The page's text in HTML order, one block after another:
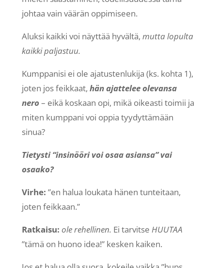
johtaa vain väärän oppimiseen.
Aluksi kaikki voi näyttää hyvältä, mutta lopulta
kaikki paljastuu.
Kumppanisi ei ole ajatustenlukija (ks. kohta 1),
joten jos feikkaat, hän ajattelee olevansa
nero– eikä koskaan opi, mikä oikeasti toimii ja
miten kumppani voi oppia tyydyttämään
sinua?
Tietysti “insinööri voi osaa asiansa” vai
osaako?
Virhe: ”en halua loukata hänen tunteitaan,
joten feikkaan.”
Ratkaisu: ole rehellinen. Ei tarvitse HUUTAA
”tämä on huono idea!” kesken kaiken.